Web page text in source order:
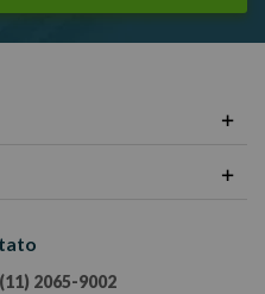
(11) 2065-9002